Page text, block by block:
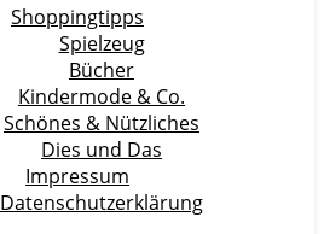
Shoppingtipps
Spielzeug
Bücher
Kindermode & Co.
Schönes & Nützliches
Dies und Das
Impressum
Datenschutzerklärung